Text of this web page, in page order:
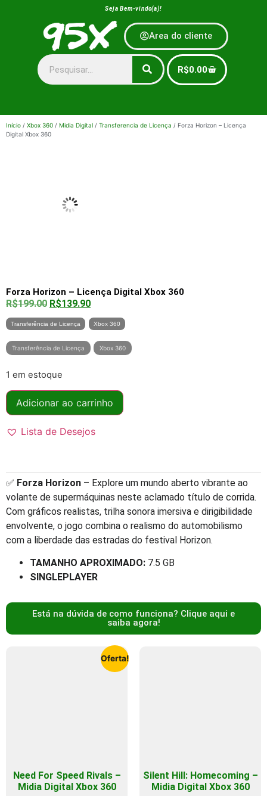
Seja Bem-vindo(a)!
Area do cliente
R$0.00
Início / Xbox 360 / Midia Digital / Transferencia de Licença / Forza Horizon – Licença
Digital Xbox 360
Forza Horizon – Licença Digital Xbox 360
R$199.00 R$139.90
Transferência de Licença Xbox 360
Transferência de Licença Xbox 360
1 em estoque
Adicionar ao carrinho
Lista de Desejos
✅ Forza Horizon – Explore um mundo aberto vibrante ao
volante de supermáquinas neste aclamado título de corrida.
Com gráficos realistas, trilha sonora imersiva e dirigibilidade
envolvente, o jogo combina o realismo do automobilismo
com a liberdade das estradas do festival Horizon.
TAMANHO APROXIMADO: 7.5 GB
SINGLEPLAYER
Está na dúvida de como funciona? Clique aqui e
saiba agora!
Oferta!
Need For Speed Rivals –
Midia Digital Xbox 360
Silent Hill: Homecoming –
Midia Digital Xbox 360